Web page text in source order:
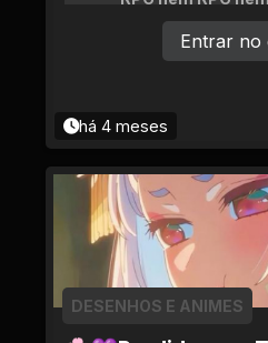
há 4 meses
Entrar no
DESENHOS E ANIMES